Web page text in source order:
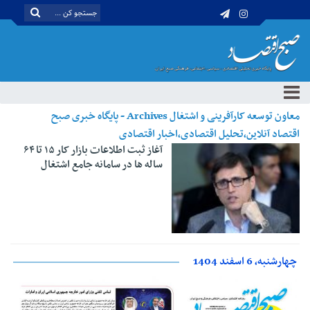
معاون توسعه کارآفرینی و اشتغال Archives - پایگاه خبری صبح
اقتصاد آنلاین،تحلیل اقتصادی،اخبار اقتصادی
آغاز ثبت اطلاعات بازار کار ۱۵ تا ۶۴
ساله ها در سامانه جامع اشتغال
چهارشنبه، 6 اسفند 1404